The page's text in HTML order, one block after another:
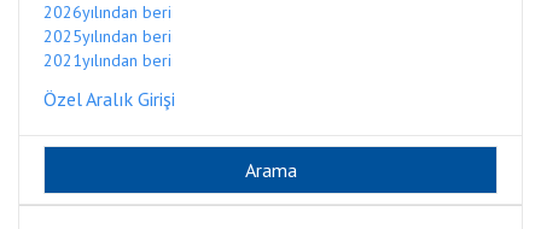
2026yılından beri
2025yılından beri
2021yılından beri
Özel Aralık Girişi